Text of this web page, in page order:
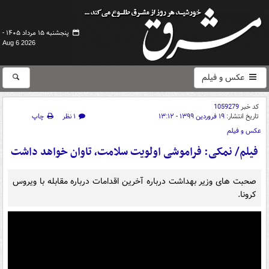
پنجشنبه ۱۵ مرداد ۱۴۰۵ -
Aug 6 2026
عکس و فیلم
کد خبر1059279
تاریخ انتشار: ۱۹ فروردین ۱۳۹۹ - ۱۳:۱۲ ۱ نظر
چاپ
عکس و فیلم
فیلم/ نمکی: فراموشی اولویت سلامت، تاوان خواهد داشت
صحبت های وزیر بهداشت درباره آخرین اقدامات درباره مقابله با ویروس
کرونا.